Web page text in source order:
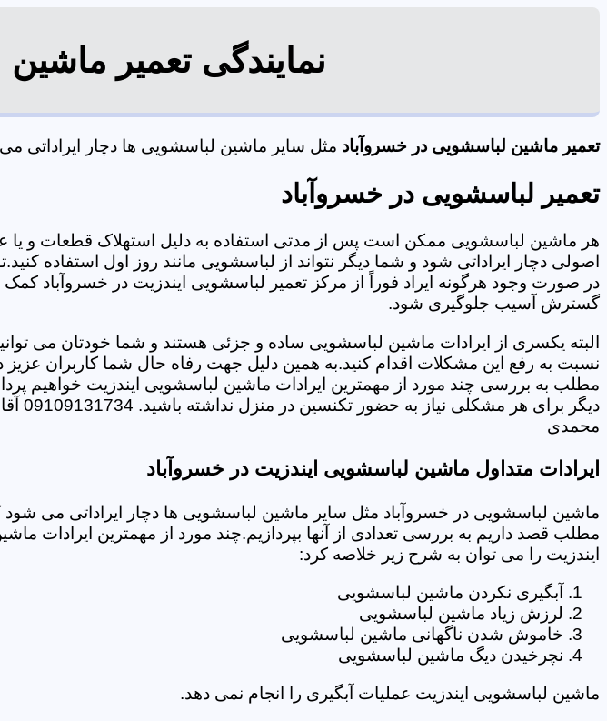
نمایندگی تعمیر
تعمیر ماشین لباسشویی در خسروآباد مثل سایر ماشین لباسشویی ها دچار ایراداتی
تعمیر لباسشویی در خسروآباد
هر ماشین لباسشویی ممکن است پس از مدتی استفاده به دلیل استهلاک قطعات و یا
اصولی دچار ایراداتی شود و شما دیگر نتواند از لباسشویی مانند روز اول استفاده
در صورت وجود هرگونه ایراد فوراً از مرکز تعمیر لباسشویی ایندزیت در خسروآباد کمک
گسترش آسیب جلوگیری شود.
البته یکسری از ایرادات ماشین لباسشویی ساده و جزئی هستند و شما خودتان می
نسبت به رفع این مشکلات اقدام کنید.به همین دلیل جهت رفاه حال شما کاربران عزیز
مطلب به بررسی چند مورد از مهمترین ایرادات ماشین لباسشویی ایندزیت خواهیم
دیگر برای هر
محمدی
ایرادات متداول ماشین لباسشویی ایندزیت در خسروآباد
ماشین لباسشویی در خسروآباد مثل سایر ماشین لباسشویی ها دچار ایراداتی می شود
مطلب قصد داریم به بررسی تعدادی از آنها بپردازیم.چند مورد از مهمترین ایرادات
ایندزیت را می توان به شرح زیر خلاصه کرد:
آبگیری نکردن ماشین لباسشویی
لرزش زیاد ماشین لباسشویی
خاموش شدن ناگهانی ماشین لباسشویی
نچرخیدن دیگ ماشین لباسشویی
ماشین لباسشویی ایندزیت عملیات آبگیری را انجام نمی دهد.